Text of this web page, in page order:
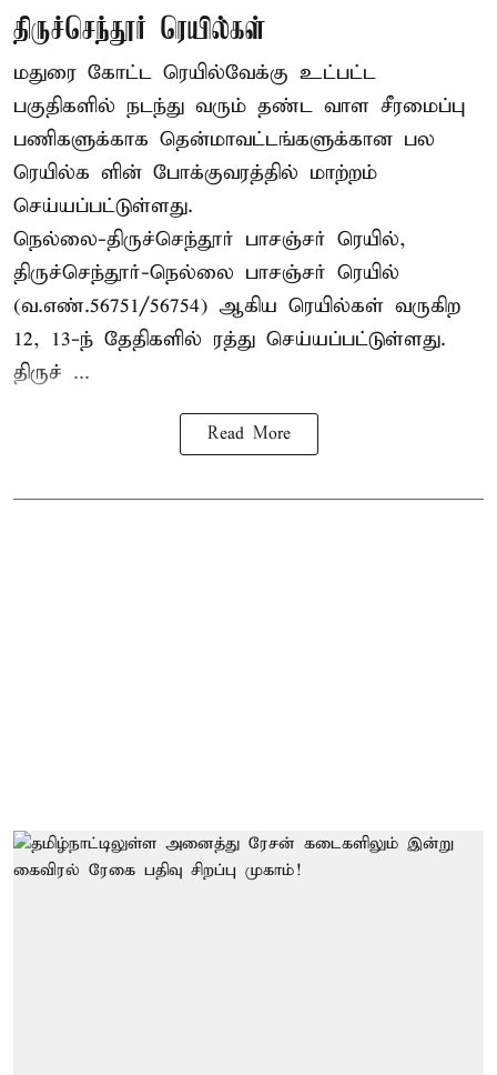
திருச்செந்தூர் ரெயில்கள்
மதுரை கோட்ட ரெயில்வேக்கு உட்பட்ட
பகுதிகளில் நடந்து வரும் தண்ட வாள சீரமைப்பு
பணிகளுக்காக தென்மாவட்டங்களுக்கான பல
ரெயில்க ளின் போக்குவரத்தில் மாற்றம்
செய்யப்பட்டுள்ளது.
நெல்லை-திருச்செந்தூர் பாசஞ்சர் ரெயில்,
திருச்செந்தூர்-நெல்லை பாசஞ்சர் ரெயில்
(வ.எண்.56751/56754) ஆகிய ரெயில்கள் வருகிற
12, 13-ந் தேதிகளில் ரத்து செய்யப்பட்டுள்ளது.
திருச் ...
Read More